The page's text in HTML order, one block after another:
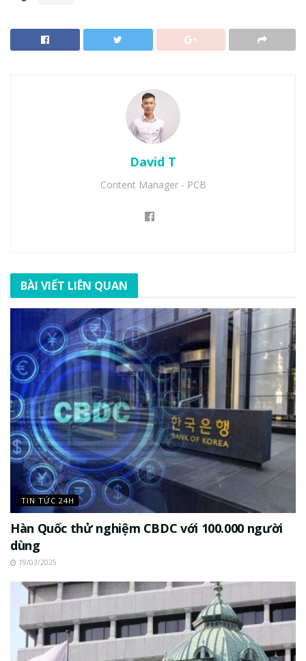
David T
Content Manager - PCB
BÀI VIẾT LIÊN QUAN
TIN TỨC 24H
Hàn Quốc thử nghiệm CBDC với 100.000 người
dùng
19/03/2025